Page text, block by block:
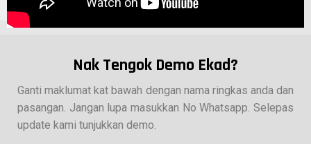
Nak Tengok Demo Ekad?
Ganti maklumat kat bawah dengan nama ringkas anda dan
pasangan. Jangan lupa masukkan No Whatsapp. Selepas
update kami tunjukkan demo.